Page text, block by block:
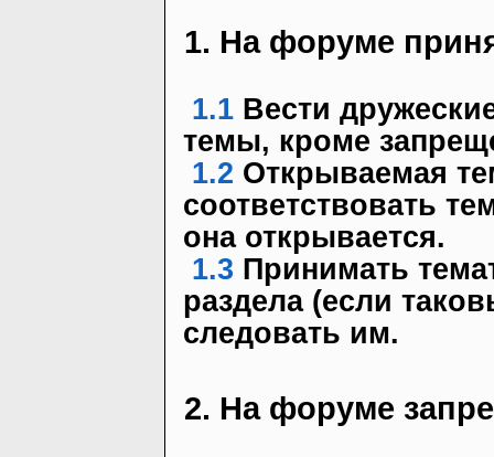
1. На форуме
1.1 Вести
темы, кроме
1.2 Открываемая
соответствовать
она открывается.
1.3 Принимать
раздела (если
следовать им.
2. На форуме